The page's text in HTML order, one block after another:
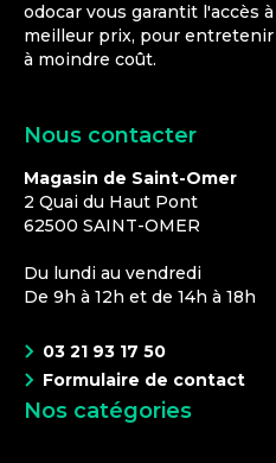
odocar vous garantit l'accès
meilleur prix, pour
à moindre coût.
Nous contacter
Magasin de Saint-Omer
2 Quai du Haut Pont
62500 SAINT-OMER
Du lundi au vendredi
De 9h à 12h et de 14h à 18h
03 21 93 17 50
Formulaire de contact
Nos catégories